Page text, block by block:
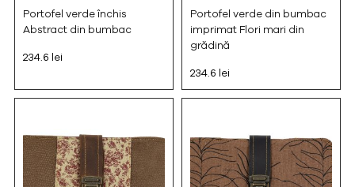
Portofel verde închis
Abstract din bumbac
234.6 lei
Portofel verde din bumbac
imprimat Flori mari din
grădină
234.6 lei